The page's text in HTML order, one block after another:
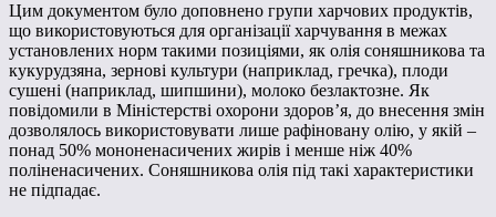
Цим документом було доповнено групи харчових продуктів,
що використовуються для організації харчування в межах
установлених норм такими позиціями, як олія соняшникова та
кукурудзяна, зернові культури (наприклад, гречка), плоди
сушені (наприклад, шипшини), молоко безлактозне. Як
повідомили в Міністерстві охорони здоров’я, до внесення змін
дозволялось використовувати лише рафіновану олію, у якій –
понад 50% мононенасичених жирів і менше ніж 40%
поліненасичених. Соняшникова олія під такі характеристики
не підпадає.